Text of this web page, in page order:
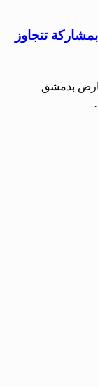
2026» يبدأ غداً بمشاركة تتجاوز
بدمشق